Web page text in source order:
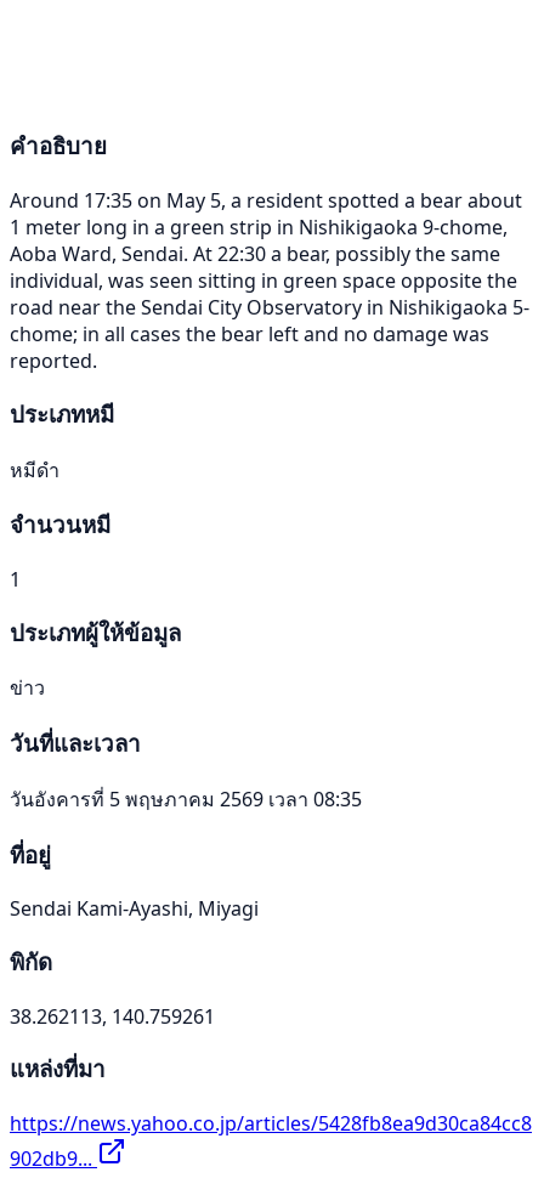
คำอธิบาย
Around 17:35 on May 5, a resident spotted a bear about
1 meter long in a green strip in Nishikigaoka 9-chome,
Aoba Ward, Sendai. At 22:30 a bear, possibly the same
individual, was seen sitting in green space opposite the
road near the Sendai City Observatory in Nishikigaoka 5-
chome; in all cases the bear left and no damage was
reported.
ประเภทหมี
หมีดำ
จำนวนหมี
1
ประเภทผู้ให้ข้อมูล
ข่าว
วันที่และเวลา
วันอังคารที่ 5 พฤษภาคม 2569 เวลา 08:35
ที่อยู่
Sendai Kami-Ayashi, Miyagi
พิกัด
38.262113, 140.759261
แหล่งที่มา
https://news.yahoo.co.jp/articles/5428fb8ea9d30ca84cc8
902db9...